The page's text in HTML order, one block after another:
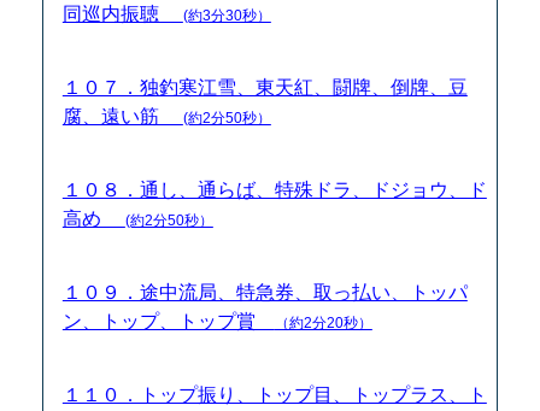
同巡内振聴
(約3分30秒）
１０７．独釣寒江雪、東天紅、闘牌、倒牌、豆
腐、遠い筋
(約2分50秒）
１０８．通し、通らば、特殊ドラ、ドジョウ、ド
高め
(約2分50秒）
１０９．途中流局、特急券、取っ払い、トッパ
ン、トップ、トップ賞
（約2分20秒）
１１０．トップ振り、トップ目、トップラス、ト